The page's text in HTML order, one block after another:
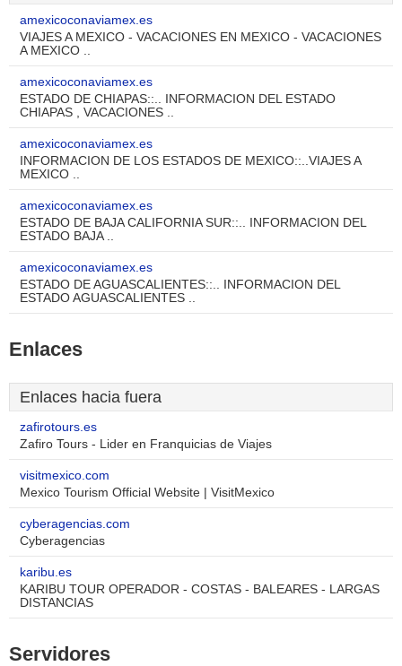
amexicoconaviamex.es
VIAJES A MEXICO - VACACIONES EN MEXICO - VACACIONES
A MEXICO ..
amexicoconaviamex.es
ESTADO DE CHIAPAS::.. INFORMACION DEL ESTADO
CHIAPAS , VACACIONES ..
amexicoconaviamex.es
INFORMACION DE LOS ESTADOS DE MEXICO::..VIAJES A
MEXICO ..
amexicoconaviamex.es
ESTADO DE BAJA CALIFORNIA SUR::.. INFORMACION DEL
ESTADO BAJA ..
amexicoconaviamex.es
ESTADO DE AGUASCALIENTES::.. INFORMACION DEL
ESTADO AGUASCALIENTES ..
Enlaces
Enlaces hacia fuera
zafirotours.es
Zafiro Tours - Lider en Franquicias de Viajes
visitmexico.com
Mexico Tourism Official Website | VisitMexico
cyberagencias.com
Cyberagencias
karibu.es
KARIBU TOUR OPERADOR - COSTAS - BALEARES - LARGAS
DISTANCIAS
Servidores